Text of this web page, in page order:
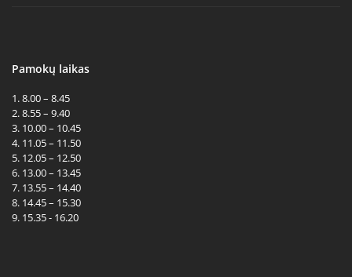
Pamokų laikas
1. 8.00 – 8.45
2. 8.55 – 9.40
3. 10.00 – 10.45
4. 11.05 – 11.50
5. 12.05 – 12.50
6. 13.00 – 13.45
7. 13.55 – 14.40
8. 14.45 – 15.30
9. 15.35 - 16.20